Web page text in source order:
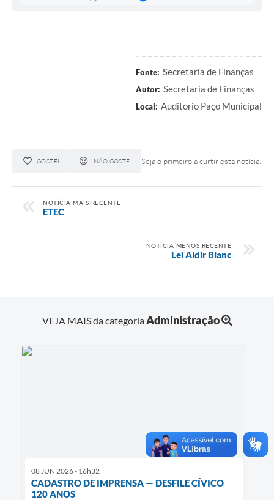
Serviços Online
Telefones Úteis
Enquete
Jornal
Fonte: Secretaria de Finanças
Autor: Secretaria de Finanças
Local: Auditorio Paço Municipal
GOSTEI NÃO GOSTEI Seja o primeiro a curtir esta notícia.
NOTÍCIA MAIS RECENTE
ETEC
NOTÍCIA MENOS RECENTE
Lei Aldir Blanc
VEJA MAIS da categoriaAdministração
08 JUN 2026 - 16h32
CADASTRO DE IMPRENSA — DESFILE CÍVICO
120 ANOS